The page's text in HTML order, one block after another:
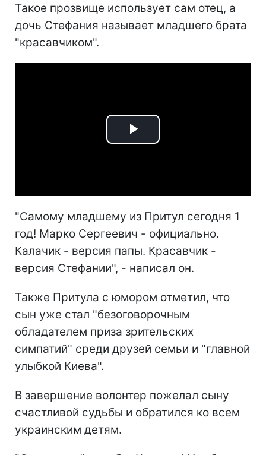
Такое прозвище использует сам отец, а
дочь Стефания называет младшего брата
"красавчиком".
Play
"Самому младшему из Притул сегодня 1
год! Марко Сергеевич - официально.
Калачик - версия папы. Красавчик -
версия Стефании", - написал он.
Также Притула с юмором отметил, что
сын уже стал "безоговорочным
обладателем приза зрительских
симпатий" среди друзей семьи и "главной
улыбкой Киева".
В завершение волонтер пожелал сыну
счастливой судьбы и обратился ко всем
украинским детям.